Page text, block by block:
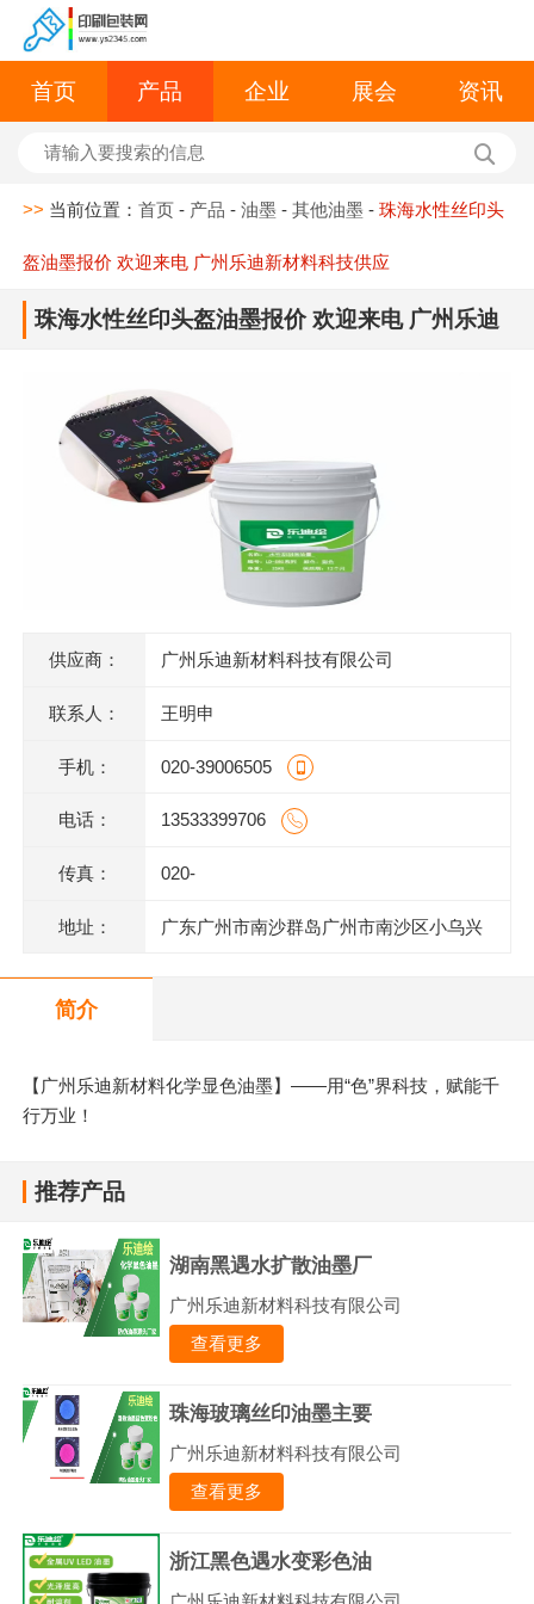
首页 产品 企业 展会 资讯
>> 当前位置：首页 - 产品 -油墨 -其他油墨 -珠海水性丝印头
盔油墨报价 欢迎来电 广州乐迪新材料科技供应
珠海水性丝印头盔油墨报价 欢迎来电 广州乐迪
供应商： 广州乐迪新材料科技有限公司
联系人： 王明申
手机： 020-39006505
电话： 13533399706
传真： 020-
地址： 广东广州市南沙群岛广州市南沙区小乌兴
简介
【广州乐迪新材料化学显色油墨】——用“色”界科技，赋能千
行万业！
推荐产品
湖南黑遇水扩散油墨厂
广州乐迪新材料科技有限公司
查看更多
珠海玻璃丝印油墨主要
广州乐迪新材料科技有限公司
查看更多
浙江黑色遇水变彩色油